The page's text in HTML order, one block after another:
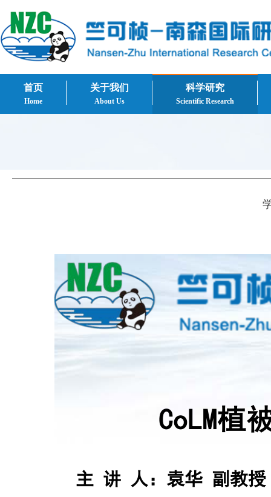
首页
Home
关于我们
About Us
科学研究
Scientific Research